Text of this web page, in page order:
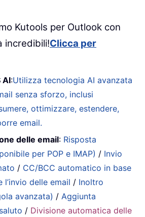
Kutools per Outlook con
incredibili!Clicca per
AI:Utilizza tecnologia AI avanzata
senza sforzo, inclusi
ottimizzare, estendere,
email.
delle email: Risposta
per POP e IMAP) / Invio
/ CC/BCC automatico in base
l’invio delle email / Inoltro
avanzata) /Aggiunta
/ Divisione automatica delle